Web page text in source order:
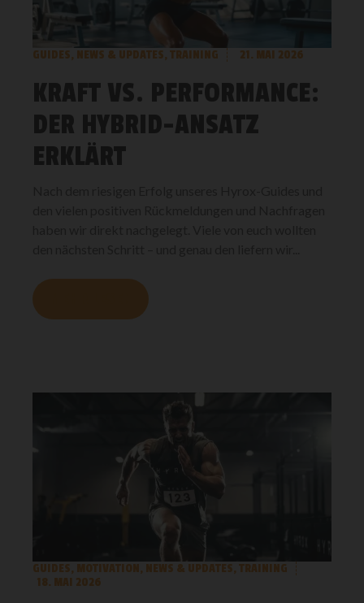
GUIDES, NEWS & UPDATES, TRAINING 21. MAI 2026
KRAFT VS. PERFORMANCE:
DER HYBRID-ANSATZ
ERKLÄRT
GUIDES, MOTIVATION, NEWS & UPDATES, TRAINING
18. MAI 2026